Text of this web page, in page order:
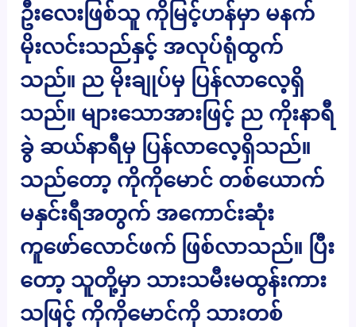
ဦးလေးဖြစ်သူ ကိုမြင့်ဟန်မှာ မနက်
မိုးလင်းသည်နှင့် အလုပ်ရုံထွက်
သည်။ ည မိုးချုပ်မှ ပြန်လာလေ့ရှိ
သည်။ များသောအားဖြင့် ည ကိုးနာရီ
ခွဲ ဆယ်နာရီမှ ပြန်လာလေ့ရှိသည်။
သည်တော့ ကိုကိုမောင် တစ်ယောက်
မနှင်းရီအတွက် အကောင်းဆုံး
ကူဖော်လောင်ဖက် ဖြစ်လာသည်။ ပြီး
တော့ သူတို့မှာ သားသမီးမထွန်းကား
သဖြင့် ကိုကိုမောင်ကို သားတစ်